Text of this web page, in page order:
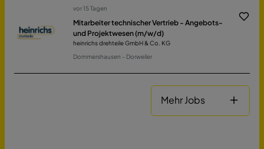
vor 15 Tagen
Mitarbeiter technischer Vertrieb - Angebots-
und Projektwesen (m/w/d)
heinrichs drehteile GmbH & Co. KG
Dommershausen - Dorweiler
Mehr Jobs